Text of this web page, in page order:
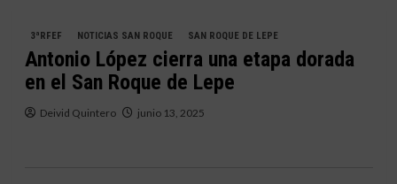
3ªRFEF NOTICIAS SAN ROQUE SAN ROQUE DE LEPE
Antonio López cierra una etapa dorada
en el San Roque de Lepe
Deivid Quintero junio 13, 2025